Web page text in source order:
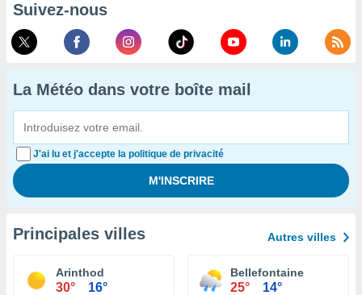
Suivez-nous
La Météo dans votre boîte mail
J'ai lu et j'accepte la politique de privacité
Principales villes Autres villes
Arinthod
30° 16°
Bellefontaine
25° 14°